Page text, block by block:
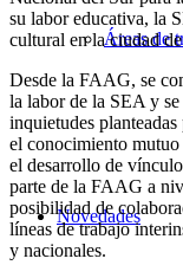
Áreas de
Novedades
su labor educativa, la
cultural en la ciudad
Desde la FAAG, se
la labor de la SEA y
inquietudes
el conocimiento
el desarrollo de
parte de la FAAG a
posibilidad de
líneas de trabajo
y nacionales.